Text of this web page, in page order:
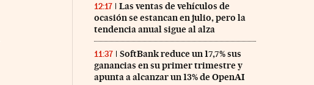
12:17
Las ventas de vehículos de
ocasión se estancan en julio, pero la
tendencia anual sigue al alza
11:37
SoftBank reduce un 17,7% sus
ganancias en su primer trimestre y
apunta a alcanzar un 13% de OpenAI